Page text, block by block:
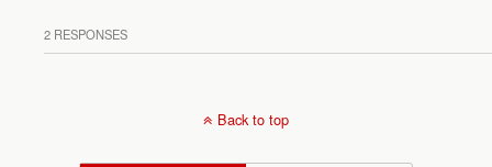
2 RESPONSES
Back to top